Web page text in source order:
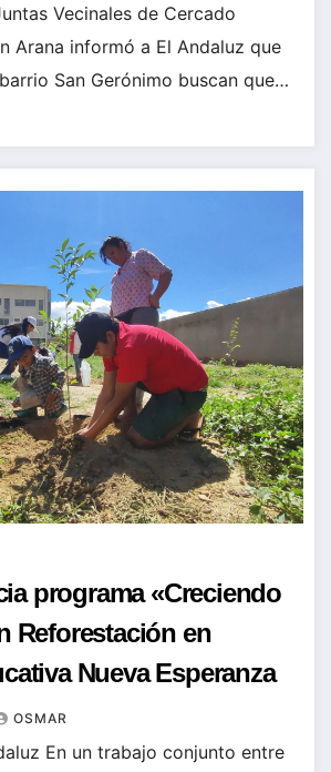
Vecinales de Cercado
Arana informó a El Andaluz que
San Gerónimo buscan que…
programa «Creciendo
Reforestación en
Nueva Esperanza
OSMAR
En un trabajo conjunto entre